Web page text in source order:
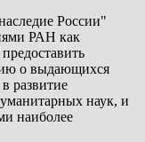
России"
РАН как
о выдающихся
развитие
наук, и
наиболее